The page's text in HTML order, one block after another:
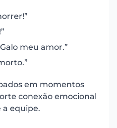
meu amor.”
em momentos
conexão emocional
a equipe.